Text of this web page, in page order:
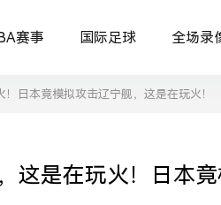
赛事 国际足球 全场录
日本竟模拟攻击辽宁舰，这是在玩火！
这是在玩火！日本